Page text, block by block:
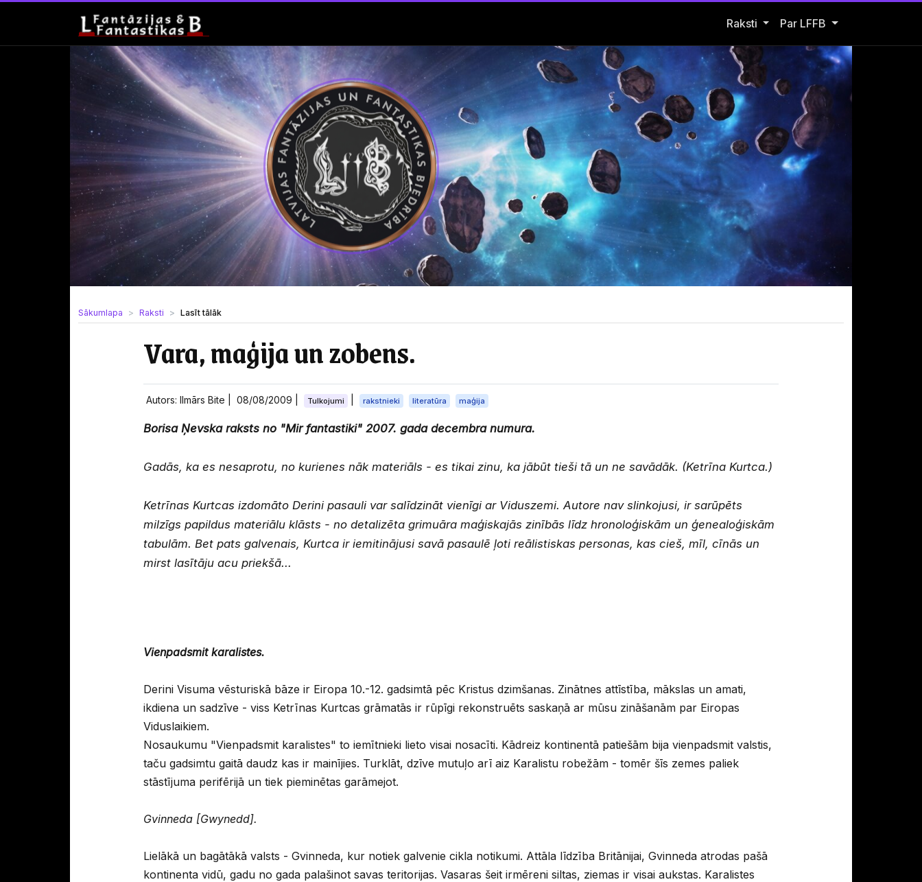
Raksti Open Raksti submenu
Par LFFB
Sākumlapa Raksti Lasīt tālāk
Vara, maģija un zobens.
Autors: Ilmārs Bite | 08/08/2009 Tulkojumi rakstnieki literatūra maģija
Borisa Ņevska raksts no "Mir fantastiki" 2007. gada decembra numura.
Gadās, ka es nesaprotu, no kurienes nāk materiāls - es tikai zinu, ka jābūt tieši tā un ne savādāk. (Ketrīna Kurtca.)
Ketrīnas Kurtcas izdomāto Derini pasauli var salīdzināt vienīgi ar Viduszemi. Autore nav slinkojusi, ir sarūpēts
milzīgs papildus materiālu klāsts - no detalizēta grimuāra maģiskajās zinībās līdz hronoloģiskām un ģenealoģiskām
tabulām. Bet pats galvenais, Kurtca ir iemitinājusi savā pasaulē ļoti reālistiskas personas, kas cieš, mīl, cīnās un
mirst lasītāju acu priekšā...
Vienpadsmit karalistes.
Derini Visuma vēsturiskā bāze ir Eiropa 10.-12. gadsimtā pēc Kristus dzimšanas. Zinātnes attīstība, mākslas un amati,
ikdiena un sadzīve - viss Ketrīnas Kurtcas grāmatās ir rūpīgi rekonstruēts saskaņā ar mūsu zināšanām par Eiropas
Viduslaikiem.
Nosaukumu "Vienpadsmit karalistes" to iemītnieki lieto visai nosacīti. Kādreiz kontinentā patiešām bija vienpadsmit valstis,
taču gadsimtu gaitā daudz kas ir mainījies. Turklāt, dzīve mutuļo arī aiz Karalistu robežām - tomēr šīs zemes paliek
stāstījuma perifērijā un tiek pieminētas garāmejot.
Gvinneda [Gwynedd].
Lielākā un bagātākā valsts - Gvinneda, kur notiek galvenie cikla notikumi. Attāla līdzība Britānijai, Gvinneda atrodas pašā
kontinenta vidū, gadu no gada palašinot savas teritorijas. Vasaras šeit irmēreni siltas, ziemas ir visai aukstas. Karalistes